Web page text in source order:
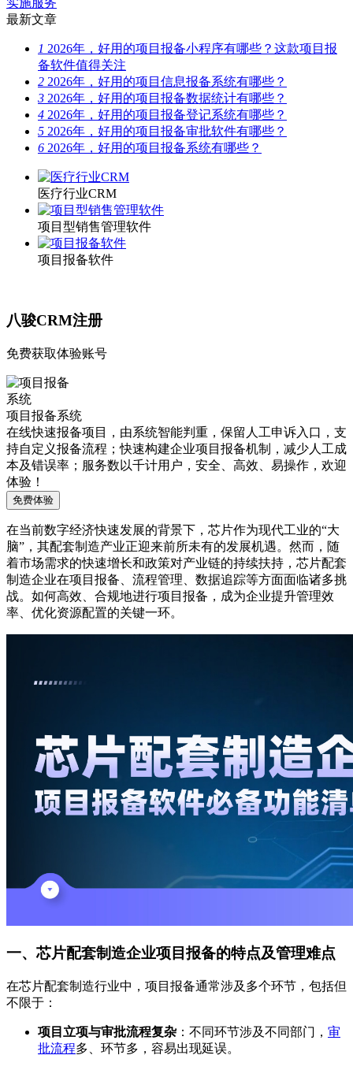
实施服务
最新文章
1 2026年，好用的项目报备小程序有哪些？这款项目报
备软件值得关注
2 2026年，好用的项目信息报备系统有哪些？
3 2026年，好用的项目报备数据统计有哪些？
4 2026年，好用的项目报备登记系统有哪些？
5 2026年，好用的项目报备审批软件有哪些？
6 2026年，好用的项目报备系统有哪些？
医疗行业CRM
项目型销售管理软件
项目报备软件
八骏CRM注册
免费获取体验账号
项目报备系统
在线快速报备项目，由系统智能判重，保留人工申诉入口，支
持自定义报备流程；快速构建企业项目报备机制，减少人工成
本及错误率；服务数以千计用户，安全、高效、易操作，欢迎
体验！
免费体验
在当前数字经济快速发展的背景下，芯片作为现代工业的“大
脑”，其配套制造产业正迎来前所未有的发展机遇。然而，随
着市场需求的快速增长和政策对产业链的持续扶持，芯片配套
制造企业在项目报备、流程管理、数据追踪等方面面临诸多挑
战。如何高效、合规地进行项目报备，成为企业提升管理效
率、优化资源配置的关键一环。
一、芯片配套制造企业项目报备的特点及管理难点
在芯片配套制造行业中，项目报备通常涉及多个环节，包括但
不限于：
项目立项与审批流程复杂 ：不同环节涉及不同部门， 审
批流程多、环节多，容易出现延误。